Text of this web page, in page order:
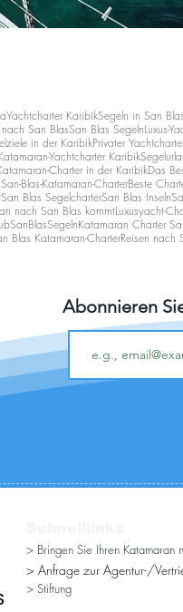
Yachtcharter KaribikSegeln in San Blas
nach San BlasSan Blas SegelnLuxus-
in der KaribikPrivater
Yachtcharter Karibik
Charter in der KaribikDas
San-Blas-Katamaran-CharterBeste
San Blas SegelcharterSan Blas Inseln
nach San Blas kommtLuxusyacht-
SanBlasSegelnKatamaran Charter
Blas Katamaran-CharterReisen nach
Abonnieren
> Bringen Sie Ihren Katamaran
> Anfrage zur Agentur-/
> Stiftung